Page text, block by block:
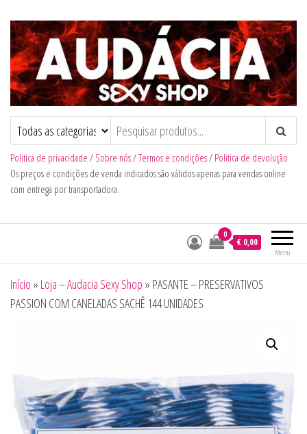
Audacia Sexy Shop
Politica de privacidade / Sobre nós/Termos e condições/ Politica de devolução
Os preços e condições de venda indicados são válidos apenas para vendas online
com entrega por transportadora.
Menu
0
€ 0,00
Início » Loja – Audacia Sexy Shop » PASANTE – PRESERVATIVOS
PASSION COM CANELADAS SACHÊ 144 UNIDADES